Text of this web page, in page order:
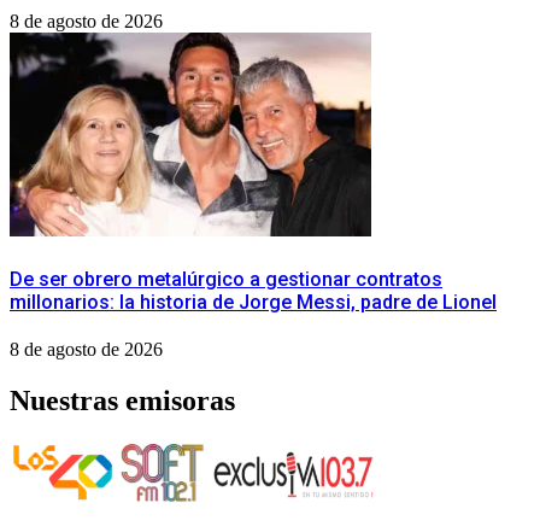
8 de agosto de 2026
De ser obrero metalúrgico a gestionar contratos
millonarios: la historia de Jorge Messi, padre de Lionel
8 de agosto de 2026
Nuestras emisoras